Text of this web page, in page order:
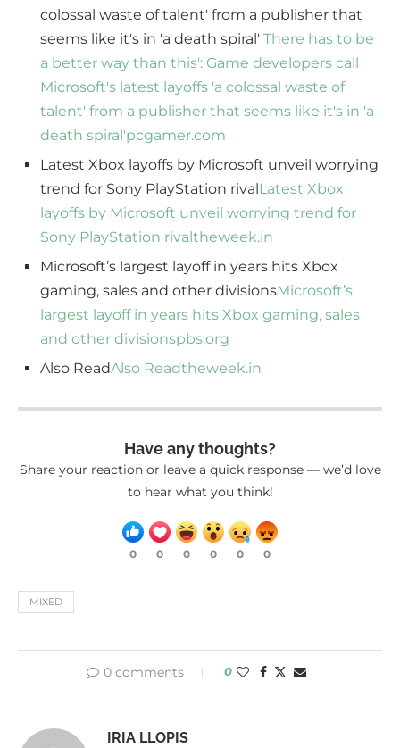
colossal waste of talent' from a publisher that
seems like it's in 'a death spiral''There has to be
a better way than this': Game developers call
Microsoft's latest layoffs 'a colossal waste of
talent' from a publisher that seems like it's in 'a
death spiral'pcgamer.com
Latest Xbox layoffs by Microsoft unveil worrying
trend for Sony PlayStation rival Latest Xbox
layoffs by Microsoft unveil worrying trend for
Sony PlayStation rival theweek.in
Microsoft’s largest layoff in years hits Xbox
gaming, sales and other divisionsMicrosoft’s
largest layoff in years hits Xbox gaming, sales
and other divisionspbs.org
Also ReadAlso Readtheweek.in
Have any thoughts?
Share your reaction or leave a quick response — we’d love
to hear what you think!
0 0 0 0 0 0
MIXED
0 comments 0
IRIA LLOPIS